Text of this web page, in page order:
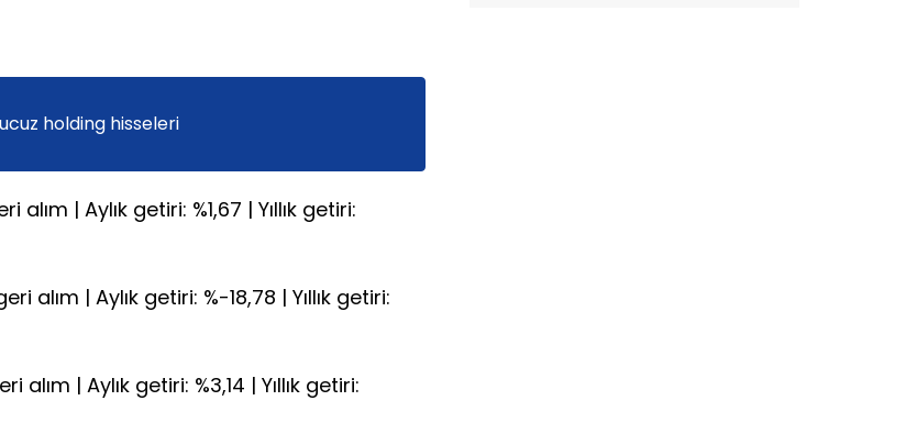
holding hisseleri
alım | Aylık getiri: %1,67 | Yıllık getiri:
alım | Aylık getiri: %-18,78 | Yıllık getiri:
alım | Aylık getiri: %3,14 | Yıllık getiri: